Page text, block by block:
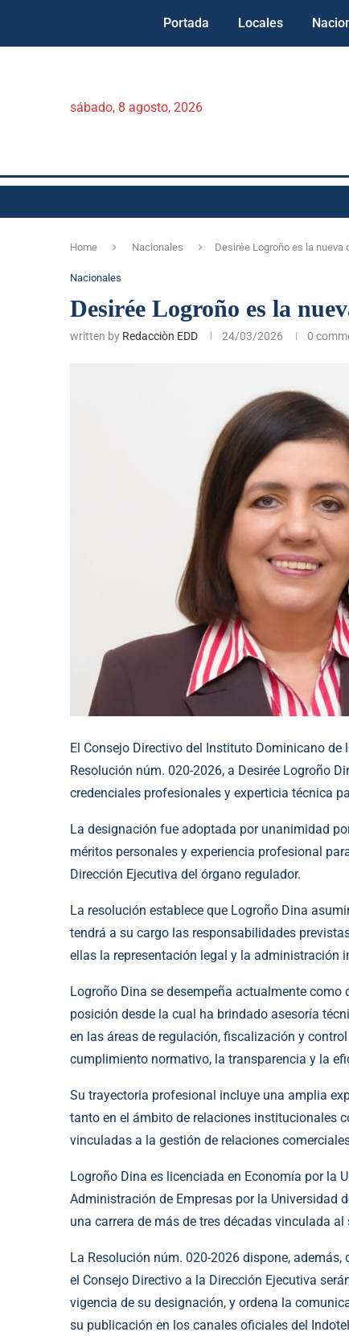
Portada Locales
sábado, 8 agosto, 2026
Home Nacionales Desirée Logroño es la nueva
Nacionales
Desirée Logroño es la
written by Redacciòn EDD 24/03/2026 0
El Consejo Directivo del Instituto Dominicano
Resolución núm. 020-2026, a Desirée Logroño
credenciales profesionales y experticia técnica
La designación fue adoptada por unanimidad
méritos personales y experiencia profesional
Dirección Ejecutiva del órgano regulador.
La resolución establece que Logroño Dina
tendrá a su cargo las responsabilidades
ellas la representación legal y la administración
Logroño Dina se desempeña actualmente como
posición desde la cual ha brindado asesoría
en las áreas de regulación, fiscalización y
cumplimiento normativo, la transparencia y la
Su trayectoria profesional incluye una amplia
tanto en el ámbito de relaciones institucionales
vinculadas a la gestión de relaciones
Logroño Dina es licenciada en Economía por la
Administración de Empresas por la Universidad
una carrera de más de tres décadas vinculada
La Resolución núm. 020-2026 dispone,
el Consejo Directivo a la Dirección Ejecutiva
vigencia de su designación, y ordena la
su publicación en los canales oficiales del